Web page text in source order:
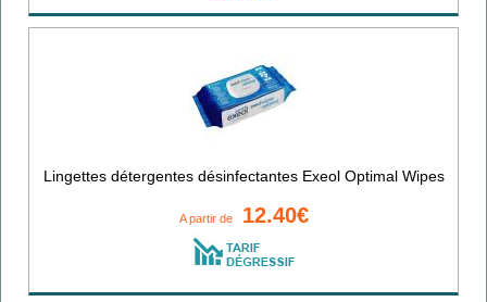
Lingettes détergentes désinfectantes Exeol Optimal Wipes
A partir de 12.40€